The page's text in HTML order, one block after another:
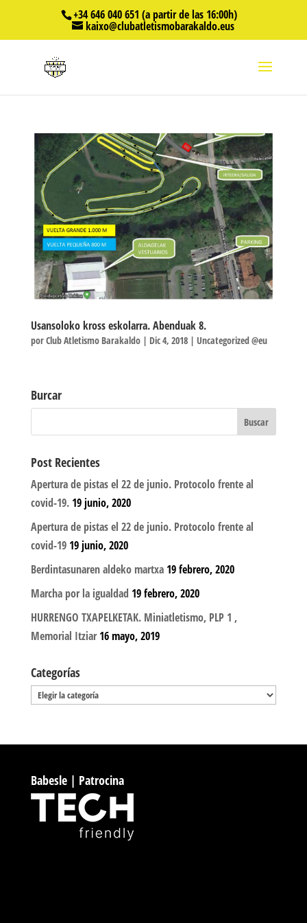
+34 646 040 651 (a partir de las 16:00h)
kaixo@clubatletismobarakaldo.eus
Usansoloko kross eskolarra. Abenduak 8.
porClub Atletismo Barakaldo| Dic 4, 2018| Uncategorized @eu
Burcar
Post Recientes
Apertura de pistas el 22 de junio. Protocolo frente al
covid-19. 19 junio, 2020
Apertura de pistas el 22 de junio. Protocolo frente al
covid-19 19 junio, 2020
Berdintasunaren aldeko martxa 19 febrero, 2020
Marcha por la igualdad 19 febrero, 2020
HURRENGO TXAPELKETAK. Miniatletismo, PLP 1 ,
Memorial Itziar 16 mayo, 2019
Categorías
Categorías
Babesle | Patrocina